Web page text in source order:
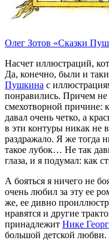
Олег Зотов «Сказки
Насчет иллюстраций,
Да, конечно, были и
Пушкина с
понравились. Причем
смехотворной причине:
давал очень четко, а
в эти контуры никак не
раздражало. Я же тогда
такое лубок… Не так
глаза, и я подумал: как
А бояться я ничего не
очень любил за эту ее
же, ее дивно
нравятся и другие
принадлежит Нике
большой детской любви.